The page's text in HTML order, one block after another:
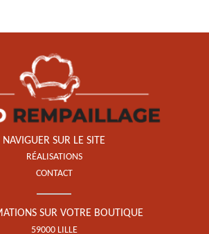
fauteuil,
59
NAVIGUER SUR LE SITE
RÉALISATIONS
CONTACT
SUR VOTRE BOUTIQUE
59000 LILLE